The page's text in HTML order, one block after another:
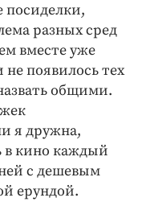
посиделки,
разных сред
вместе уже
не появилось тех
общими.
я дружна,
в кино каждый
с дешевым
ерундой.